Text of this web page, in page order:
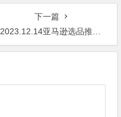
下一篇
2023.12.14亚马逊选品推荐（仅供参考）：休闲懒人鞋